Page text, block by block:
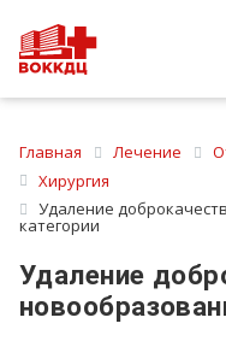
Главная Лечение
Хирургия
Удаление
категории
Удаление